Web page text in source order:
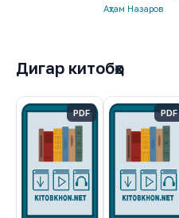
Аҳтам Назаров
Дигар китобҳо
PDF PDF